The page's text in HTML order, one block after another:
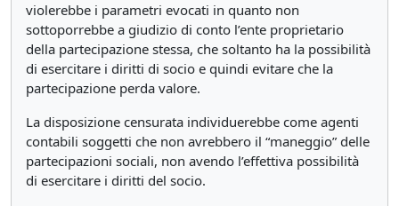
violerebbe i parametri evocati in quanto non
sottoporrebbe a giudizio di conto l’ente proprietario
della partecipazione stessa, che soltanto ha la possibilità
di esercitare i diritti di socio e quindi evitare che la
partecipazione perda valore.
La disposizione censurata individuerebbe come agenti
contabili soggetti che non avrebbero il “maneggio” delle
partecipazioni sociali, non avendo l’effettiva possibilità
di esercitare i diritti del socio.